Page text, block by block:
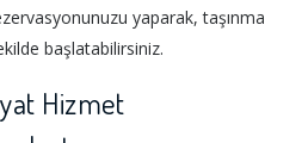
yaparak, taşınma
başlatabilirsiniz.
Hizmet